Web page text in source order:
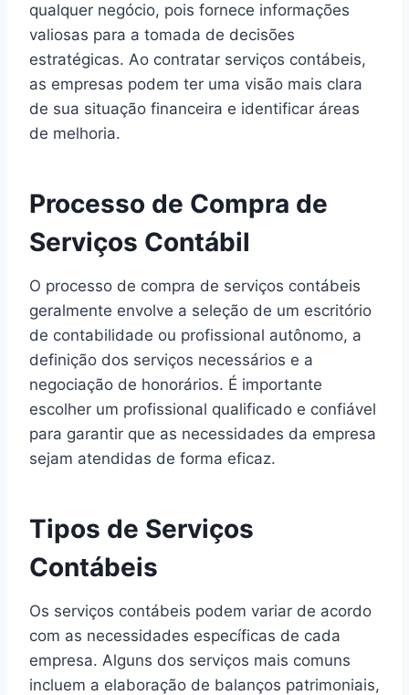
qualquer negócio, pois fornece informações
valiosas para a tomada de decisões
estratégicas. Ao contratar serviços contábeis,
as empresas podem ter uma visão mais clara
de sua situação financeira e identificar áreas
de melhoria.
Processo de Compra de
Serviços Contábil
O processo de compra de serviços contábeis
geralmente envolve a seleção de um escritório
de contabilidade ou profissional autônomo, a
definição dos serviços necessários e a
negociação de honorários. É importante
escolher um profissional qualificado e confiável
para garantir que as necessidades da empresa
sejam atendidas de forma eficaz.
Tipos de Serviços
Contábeis
Os serviços contábeis podem variar de acordo
com as necessidades específicas de cada
empresa. Alguns dos serviços mais comuns
incluem a elaboração de balanços patrimoniais,